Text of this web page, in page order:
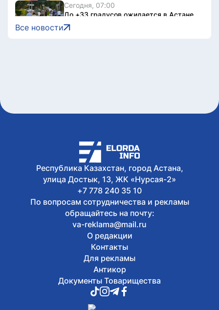
Сегодня, 07:00
До +33 градусов ожидается в Астане
поздравление Касым-Жомарту
В Астане ограничат движение на
участке шоссе Коргалжын
Все новости
Республика Казахстан, город Астана,
улица Достык, 13, ЖК «Нурсая-2»
+7 778 240 35 10
По вопросам сотрудничества и рекламы
обращайтесь на почту:
va-reklama@mail.ru
О редакции
Контакты
Для рекламы
Антикор
Документы Товарищества